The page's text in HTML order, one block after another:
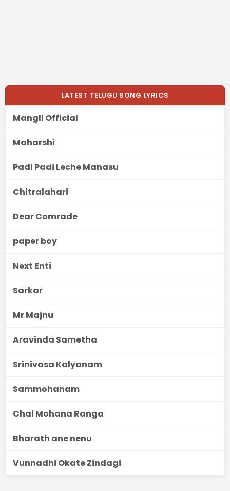
LATEST TELUGU SONG LYRICS
Mangli Official
Maharshi
Padi Padi Leche Manasu
Chitralahari
Dear Comrade
paper boy
Next Enti
Sarkar
Mr Majnu
Aravinda Sametha
Srinivasa Kalyanam
Sammohanam
Chal Mohana Ranga
Bharath ane nenu
Vunnadhi Okate Zindagi